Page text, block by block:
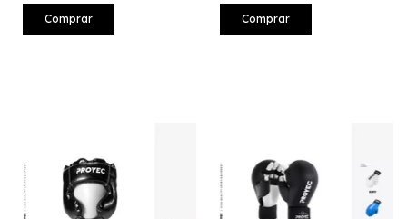
Comprar Comprar